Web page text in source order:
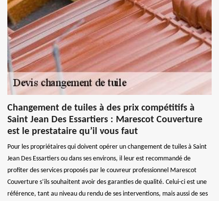
Changement de tuiles à des prix compétitifs à
Saint Jean Des Essartiers : Marescot Couverture
est le prestataire qu’il vous faut
Pour les propriétaires qui doivent opérer un changement de tuiles à Saint
Jean Des Essartiers ou dans ses environs, il leur est recommandé de
profiter des services proposés par le couvreur professionnel Marescot
Couverture s’ils souhaitent avoir des garanties de qualité. Celui-ci est une
référence, tant au niveau du rendu de ses interventions, mais aussi de ses